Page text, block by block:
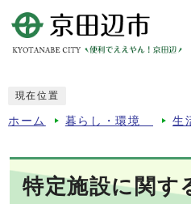
現在位置
ホーム 暮らし・環境 生
特定施設に関す